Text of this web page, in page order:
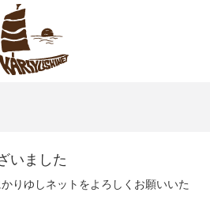
いました
りゆしネットをよろしくお願いいた